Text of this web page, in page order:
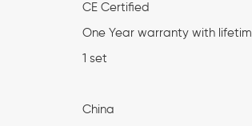
CE Certified
One Year warranty with
1 set
China